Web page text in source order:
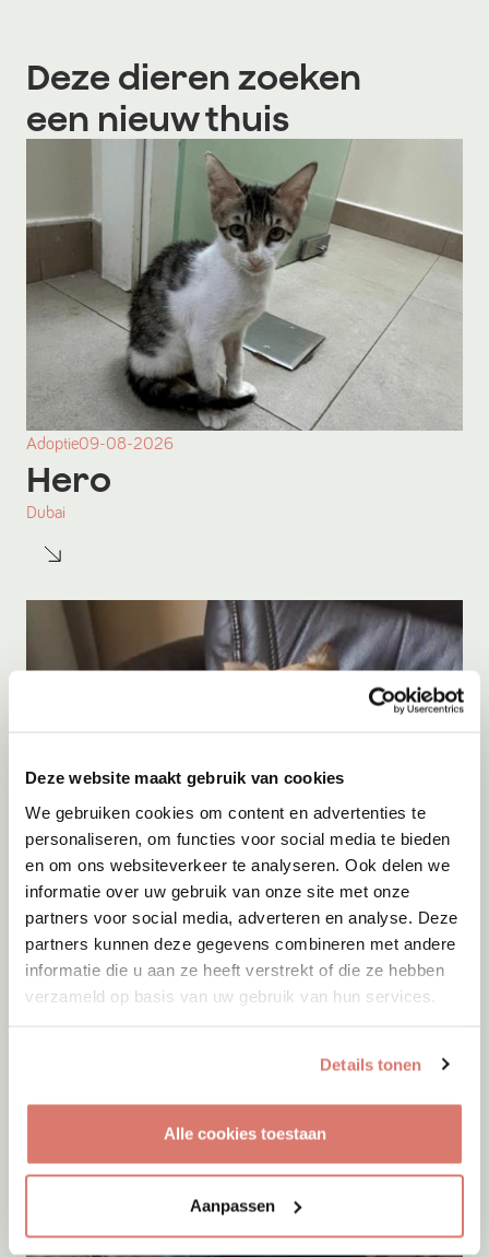
Deze website maakt gebruik van cookies
We gebruiken cookies om content en advertenties te
personaliseren, om functies voor social media te bieden
en om ons websiteverkeer te analyseren. Ook delen we
informatie over uw gebruik van onze site met onze
partners voor social media, adverteren en analyse. Deze
partners kunnen deze gegevens combineren met andere
informatie die u aan ze heeft verstrekt of die ze hebben
verzameld op basis van uw gebruik van hun services.
Details tonen
Alle cookies toestaan
Aanpassen
Deze dieren zoeken
een nieuw thuis
Adoptie09-08-2026
Hero
Dubai
09-08-2026
Kito
Menen